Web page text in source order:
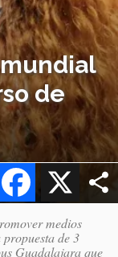
de
X
Facebook
medios
de 3
Guadalajara que